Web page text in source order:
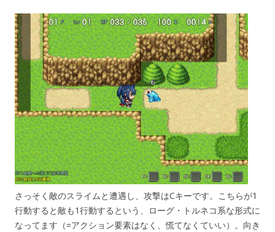
さっそく敵のスライムと遭遇し、攻撃はCキーです。こちらが1
行動すると敵も1行動するという、ローグ・トルネコ系な形式に
なってます（=アクション要素はなく、慌てなくていい）。向き